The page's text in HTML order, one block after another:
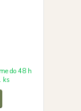
do 48 h
ks